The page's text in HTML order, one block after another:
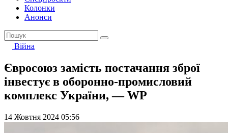
Колонки
Анонси
Війна
Євросоюз замість постачання зброї
інвестує в оборонно-промисловий
комплекс України, — WP
14 Жовтня 2024 05:56